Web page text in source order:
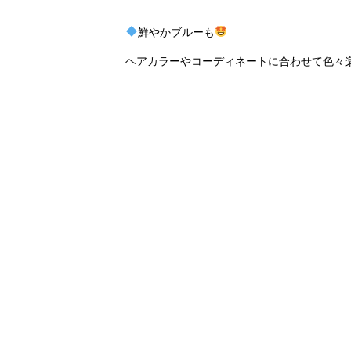
鮮やかブルーも
ヘアカラーやコーディネートに合わせて色々